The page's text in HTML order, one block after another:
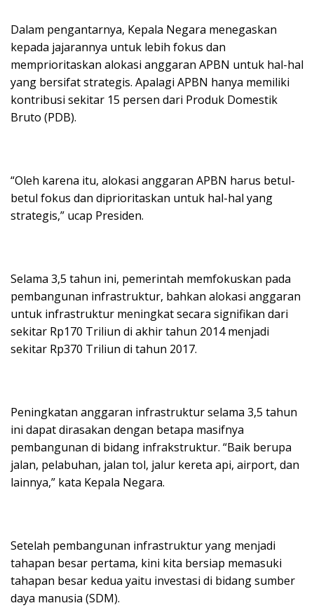
Dalam pengantarnya, Kepala Negara menegaskan
kepada jajarannya untuk lebih fokus dan
memprioritaskan alokasi anggaran APBN untuk hal-hal
yang bersifat strategis. Apalagi APBN hanya memiliki
kontribusi sekitar 15 persen dari Produk Domestik
Bruto (PDB).
“Oleh karena itu, alokasi anggaran APBN harus betul-
betul fokus dan diprioritaskan untuk hal-hal yang
strategis,” ucap Presiden.
Selama 3,5 tahun ini, pemerintah memfokuskan pada
pembangunan infrastruktur, bahkan alokasi anggaran
untuk infrastruktur meningkat secara signifikan dari
sekitar Rp170 Triliun di akhir tahun 2014 menjadi
sekitar Rp370 Triliun di tahun 2017.
Peningkatan anggaran infrastruktur selama 3,5 tahun
ini dapat dirasakan dengan betapa masifnya
pembangunan di bidang infrakstruktur. “Baik berupa
jalan, pelabuhan, jalan tol, jalur kereta api, airport, dan
lainnya,” kata Kepala Negara.
Setelah pembangunan infrastruktur yang menjadi
tahapan besar pertama, kini kita bersiap memasuki
tahapan besar kedua yaitu investasi di bidang sumber
daya manusia (SDM).